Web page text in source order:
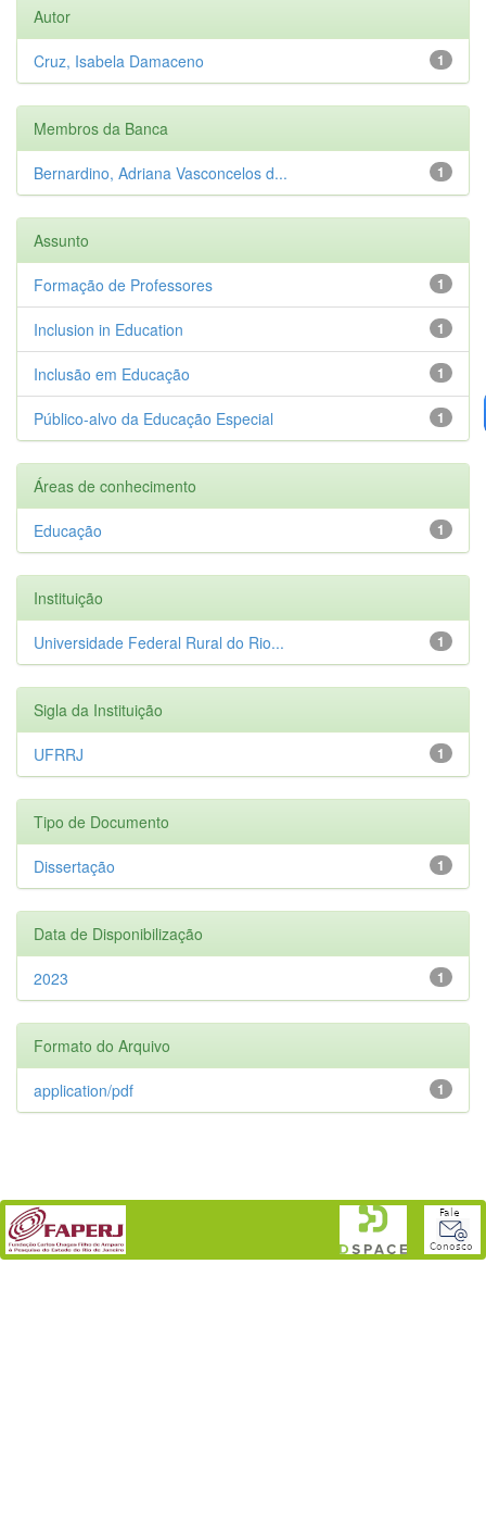
Autor
1
Cruz, Isabela Damaceno
Membros da Banca
1
Bernardino, Adriana Vasconcelos d...
Assunto
1
Formação de Professores
1
Inclusion in Education
1
Inclusão em Educação
1
Público-alvo da Educação Especial
Áreas de conhecimento
1
Educação
Instituição
1
Universidade Federal Rural do Rio...
Sigla da Instituição
1
UFRRJ
Tipo de Documento
1
Dissertação
Data de Disponibilização
1
2023
Formato do Arquivo
1
application/pdf